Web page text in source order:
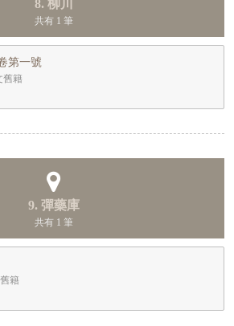
8. 柳川
共有 1 筆
第一號
舊籍
9. 彈藥庫
共有 1 筆
籍